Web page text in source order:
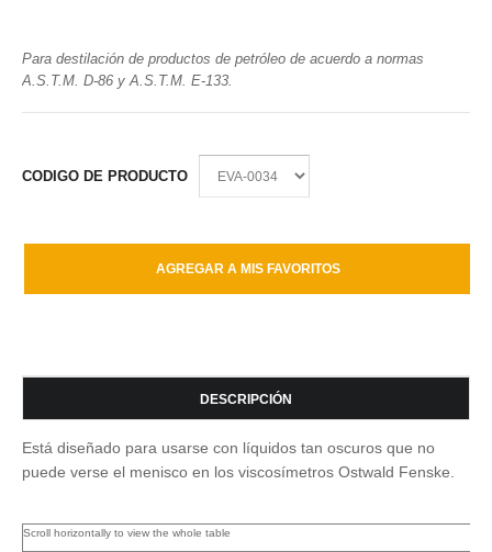
Para destilación de productos de petróleo de acuerdo a normas
A.S.T.M. D-86 y A.S.T.M. E-133.
CODIGO DE PRODUCTO
DESCRIPCIÓN
Está diseñado para usarse con líquidos tan oscuros que no
puede verse el menisco en los viscosímetros Ostwald Fenske.